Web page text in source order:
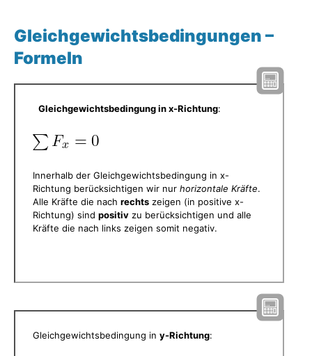
Gleichgewichtsbedingungen –
Formeln
Gleichgewichtsbedingung in x-Richtung:
Innerhalb der Gleichgewichtsbedingung in x-
Richtung berücksichtigen wir nur horizontale Kräfte.
Alle Kräfte die nach rechts zeigen (in positive x-
Richtung) sind positiv zu berücksichtigen und alle
Kräfte die nach links zeigen somit negativ.
Gleichgewichtsbedingung in y-Richtung: